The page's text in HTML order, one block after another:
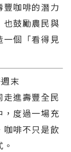
咖啡的潛力
鼓勵農民與
一個「看得見
末
進壽豐全民
，度過一場充
啡不只是飲